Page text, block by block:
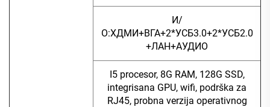
И/
О:ХДМИ+ВГА+2*УСБ3.0+2*УСБ2.0
+ЛАН+АУДИО
I5 procesor, 8G RAM, 128G SSD,
integrisana GPU, wifi, podrška za
RJ45, probna verzija operativnog